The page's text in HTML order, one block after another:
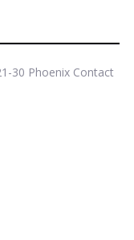
30 Phoenix Contact